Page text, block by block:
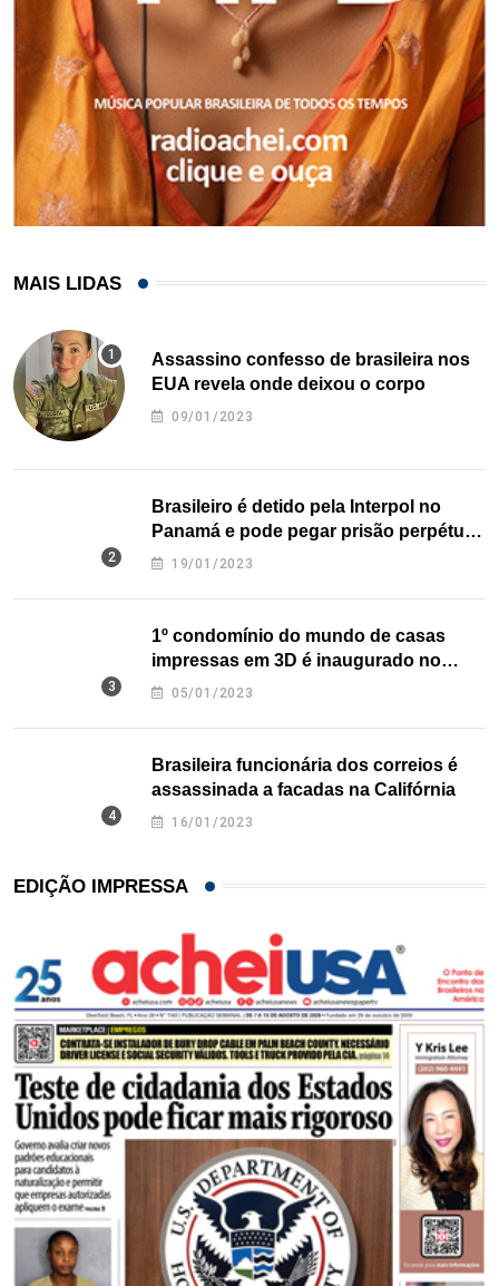
MAIS LIDAS
Assassino confesso de brasileira nos
EUA revela onde deixou o corpo
09/01/2023
Brasileiro é detido pela Interpol no
Panamá e pode pegar prisão perpétua
nos EUA
19/01/2023
1º condomínio do mundo de casas
impressas em 3D é inaugurado no
Texas
05/01/2023
Brasileira funcionária dos correios é
assassinada a facadas na Califórnia
16/01/2023
EDIÇÃO IMPRESSA